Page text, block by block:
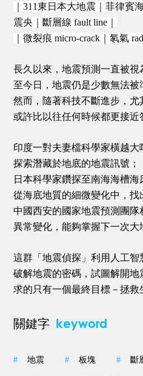
｜311東日本大地震｜菲律賓
震央｜斷層線 fault line｜
｜微裂痕 micro-crack｜氡氣
長久以來，地震預測一直被視
至今日，地震仍是少數無法被
然而，隨著科技不斷進步，
或許比以往任何時候都更接近
印度一對夫妻檔科學家橫越大
探索潛藏於地底的地震訊號；
日本科學家鑽探至南海海槽
從海底地質的細微變化中，找
中國西安的國家地震預測團
異常變化，能夠掌握下一次大
這群「地震偵探」利用人工
破解地震的密碼，試圖解開地
求的只有一個最終目標－拯救
關鍵字 keyword
# 地震 # 板塊 # 斷